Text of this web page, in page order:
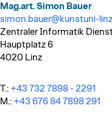
Mag.art. Simon Bauer
simon.bauer@kunstuni-
Zentraler Informatik
Hauptplatz 6
4020 Linz
T.: +43 732 7898 - 2291
M.: +43 676 84 7898 291